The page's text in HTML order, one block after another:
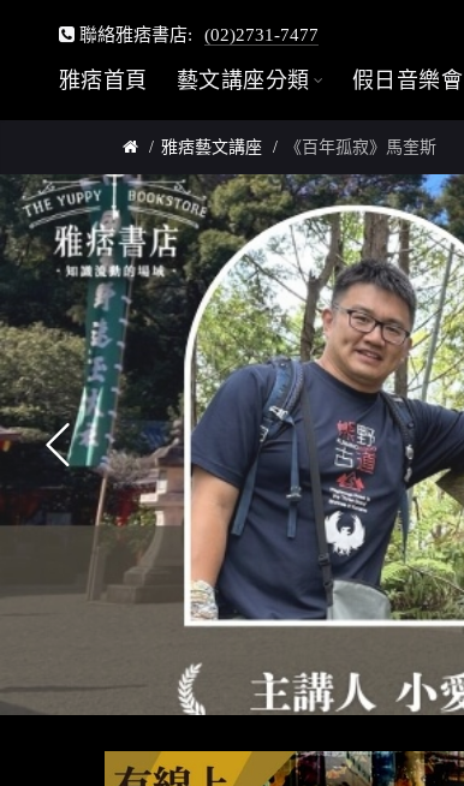
聯絡雅痞書店: (02)2731-7477
雅痞首頁 藝文講座分類 假日音樂會
雅痞藝文講座 《百年孤寂》馬奎斯